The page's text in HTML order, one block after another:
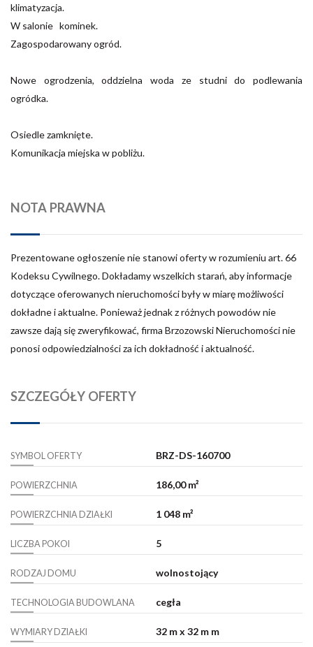
klimatyzacja.
W salonie kominek.
Zagospodarowany ogród.
Nowe ogrodzenia, oddzielna woda ze studni do podlewania
ogródka.
Osiedle zamknięte.
Komunikacja miejska w pobliżu.
NOTA PRAWNA
Prezentowane ogłoszenie nie stanowi oferty w rozumieniu art. 66
Kodeksu Cywilnego. Dokładamy wszelkich starań, aby informacje
dotyczące oferowanych nieruchomości były w miarę możliwości
dokładne i aktualne. Ponieważ jednak z różnych powodów nie
zawsze dają się zweryfikować, firma Brzozowski Nieruchomości nie
ponosi odpowiedzialności za ich dokładność i aktualność.
SZCZEGÓŁY OFERTY
SYMBOL OFERTY BRZ-DS-160700
POWIERZCHNIA 186,00 m²
POWIERZCHNIA DZIAŁKI 1 048 m²
LICZBA POKOI 5
RODZAJ DOMU wolnostojący
TECHNOLOGIA BUDOWLANA cegła
WYMIARY DZIAŁKI 32 m x 32 m m